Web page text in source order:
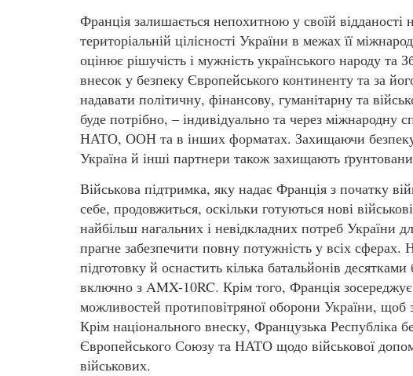
Франція залишається непохитною у своїй відданості
територіальній цілісності України в межах її
оцінює рішучість і мужність українського народу та
внесок у безпеку Європейського континенту та за
надавати політичну, фінансову, гуманітарну та
буде потрібно, – індивідуально та через
НАТО, ООН та в інших форматах. Захищаючи
Україна й інші партнери також захищають
Військова підтримка, яку надає Франція з початку
себе, продовжиться, оскільки готуються нові
найбільш нагальних і невідкладних потреб України
прагне забезпечити повну потужність у всіх
підготовку й оснастить кілька батальйонів
включно з AMX-10RC. Крім того, Франція зосереджує
можливостей протиповітряної оборони України, щоб
Крім національного внеску, Французька Республіка
Європейського Союзу та НАТО щодо військової
військових.